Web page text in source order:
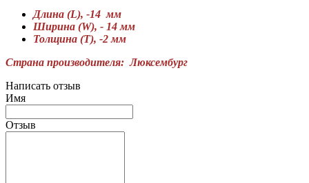
Длина (L), -14 мм
Ширина (W), - 14 мм
Толщина (T), -2 мм
Страна производителя: Люксембург
Написать отзыв
Имя
Отзыв